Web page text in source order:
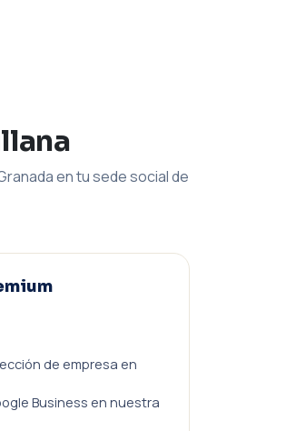
en tu sede social de
de empresa en
Business en nuestra